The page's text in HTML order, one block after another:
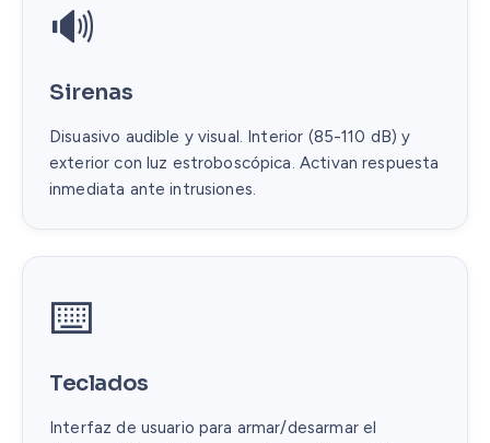
🔊
Sirenas
Disuasivo audible y visual. Interior (85-110 dB) y
exterior con luz estroboscópica. Activan respuesta
inmediata ante intrusiones.
⌨️
Teclados
Interfaz de usuario para armar/desarmar el